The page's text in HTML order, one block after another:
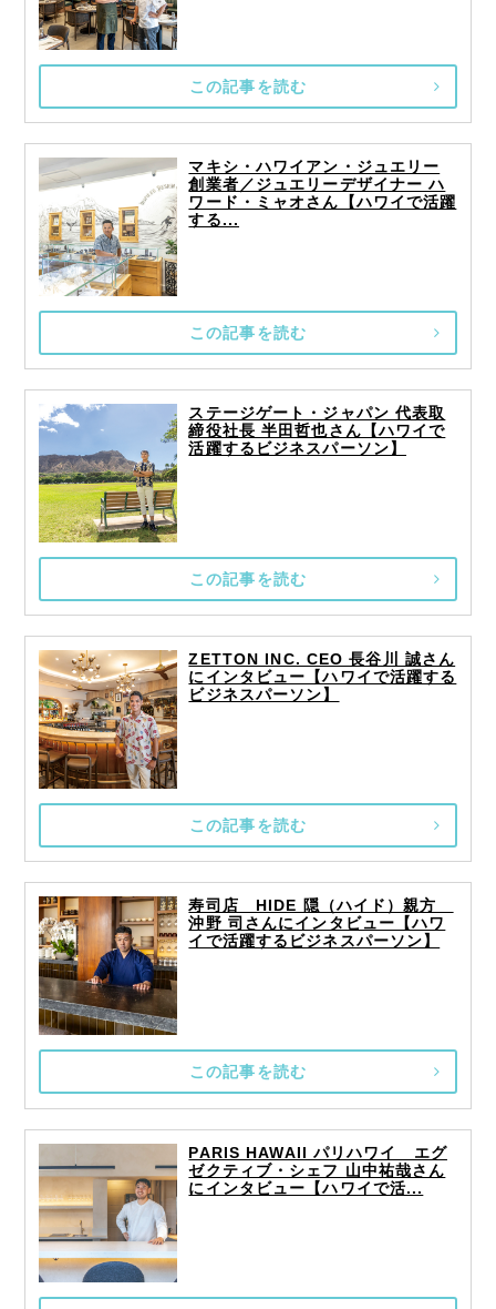
この記事を読む
マキシ・ハワイアン・ジュエリー
創業者／ジュエリーデザイナー ハ
ワード・ミャオさん【ハワイで活躍
する...
この記事を読む
ステージゲート・ジャパン 代表取
締役社長 半田哲也さん【ハワイで
活躍するビジネスパーソン】
この記事を読む
ZETTON INC. CEO 長谷川 誠さん
にインタビュー【ハワイで活躍する
ビジネスパーソン】
この記事を読む
寿司店 HIDE 隠（ハイド）親方
沖野 司さんにインタビュー【ハワ
イで活躍するビジネスパーソン】
この記事を読む
PARIS HAWAII パリハワイ エグ
ゼクティブ・シェフ 山中祐哉さん
にインタビュー【ハワイで活...